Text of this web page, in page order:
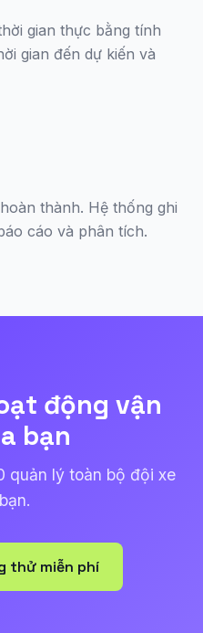
gian thực bằng tính
gian đến dự kiến và
thành. Hệ thống ghi
cáo và phân tích.
động vận
bạn
quản lý toàn bộ đội xe
thử miễn phí